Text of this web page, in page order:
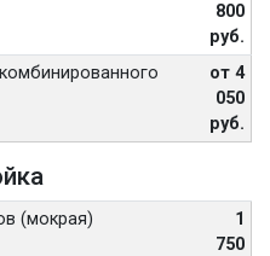
800
руб.
от 4
050
руб.
(мокрая)
1
750